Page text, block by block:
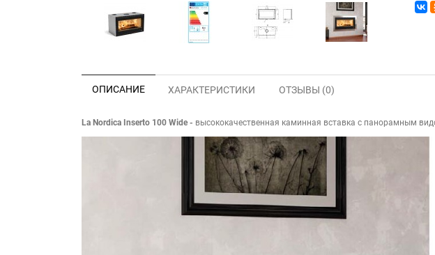
ОПИСАНИЕ ХАРАКТЕРИСТИКИ ОТЗЫВЫ (0)
La Nordica Inserto 100 Wide - высококачественная каминная вставка с панорамным